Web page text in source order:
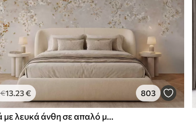
€13.23€ 803
Κλαδιά με λευκά άνθη σε απαλό μπεζ φόντο